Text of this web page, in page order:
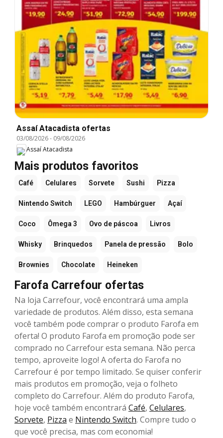
Assaí Atacadista ofertas
03/08/2026- 09/08/2026
Assaí Atacadista
Mais produtos favoritos
Café Celulares Sorvete Sushi Pizza
Nintendo Switch LEGO Hambúrguer Açaí
Coco Ômega 3 Ovo de páscoa Livros
Whisky Brinquedos Panela de pressão Bolo
Brownies Chocolate Heineken
Farofa Carrefour ofertas
Na loja Carrefour, você encontrará uma ampla
variedade de produtos. Além disso, esta semana
você também pode comprar o produto Farofa em
oferta! O produto Farofa em promoção pode ser
comprado no Carrefour esta semana. Não perca
tempo, aproveite logo! A oferta do Farofa no
Carrefour é por tempo limitado. Se quiser conferir
mais produtos em promoção, veja o folheto
completo do Carrefour. Além do produto Farofa,
hoje você também encontrará Café, Celulares,
Sorvete, Pizza e Nintendo Switch. Compre tudo o
que você precisa, mas com economia!